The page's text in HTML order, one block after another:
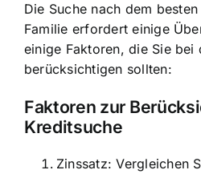
Die Suche nach dem
Familie erfordert einige
einige Faktoren, die Sie bei
berücksichtigen sollten:
Faktoren zur
Kreditsuche
Zinssatz: Vergleichen